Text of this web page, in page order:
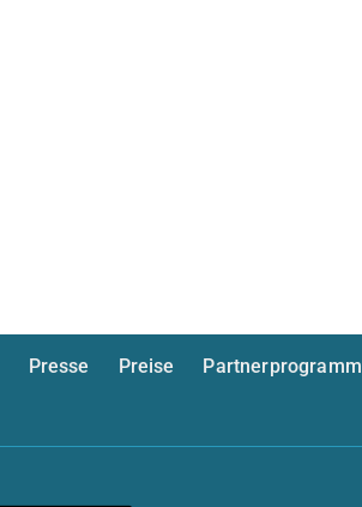
Presse Preise
Partnerprogramm